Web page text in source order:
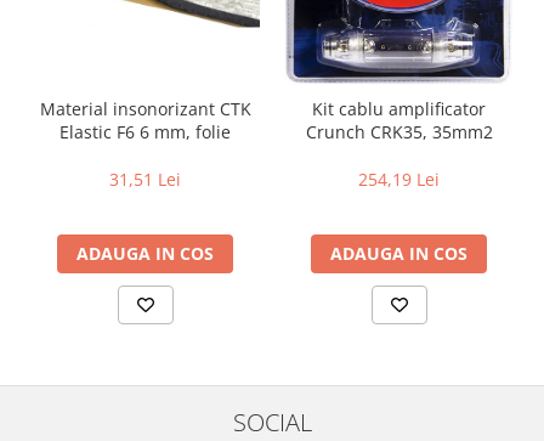
Material insonorizant CTK
Elastic F6 6 mm, folie
31,51 Lei
ADAUGA IN COS
Kit cablu amplificator
Crunch CRK35, 35mm2
254,19 Lei
ADAUGA IN COS
SOCIAL